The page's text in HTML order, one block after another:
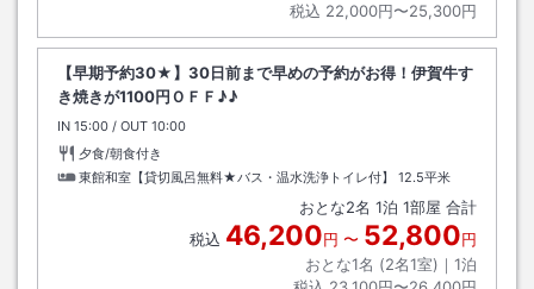
税込 22,000円〜25,300円
【早期予約30★】30日前まで早めの予約がお得！伊賀牛す
き焼きが1100円ＯＦＦ♪♪
IN チェックイン
15:00 / OUT チェックアウト
10:00
夕食/朝食付き
東館和室【貸切風呂無料★バス・温水洗浄トイレ付】
12.5平米
おとな2名 1泊 1部屋 合計
税込 46,200円 〜 52,800円
おとな1名 (2名1室)｜ 1泊